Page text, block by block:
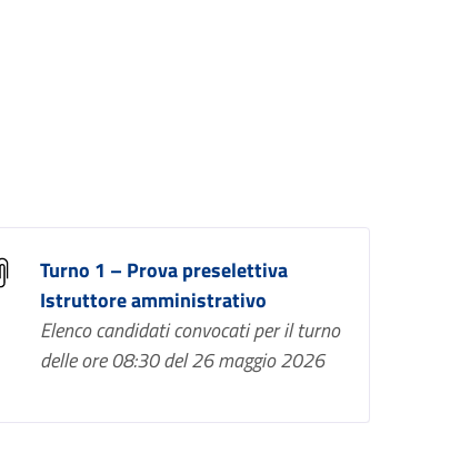
Turno 1 – Prova preselettiva
Istruttore amministrativo
Elenco candidati convocati per il turno
delle ore 08:30 del 26 maggio 2026